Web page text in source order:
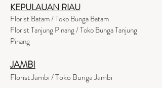
KEPULAUAN RIAU
Florist Batam / Toko Bunga Batam
Florist Tanjung Pinang / Toko Bunga Tanjung
Pinang
JAMBI
Florist Jambi / Toko Bunga Jambi